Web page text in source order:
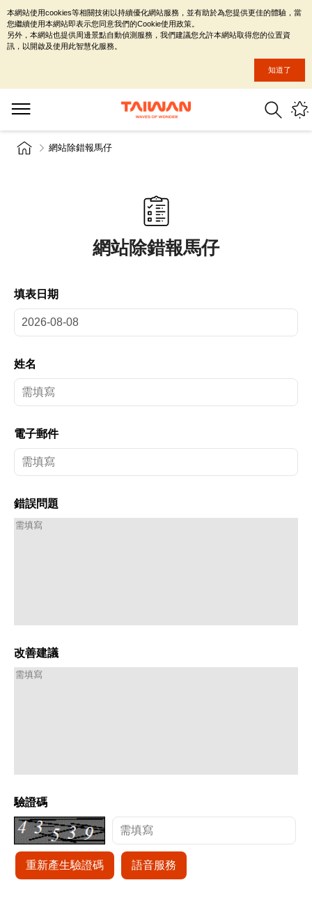
網站除錯報馬仔
網站除錯報馬仔
填表日期
姓名
電子郵件
錯誤問題
改善建議
驗證碼
重新產生驗證碼 語音服務
本網站使用cookies等相關技術以持續優化網站服務，並有助於為您提供更佳的體驗，當
您繼續使用本網站即表示您同意我們的Cookie使用政策。
另外，本網站也提供周邊景點自動偵測服務，我們建議您允許本網站取得您的位置資
訊，以開啟及使用此智慧化服務。
知道了